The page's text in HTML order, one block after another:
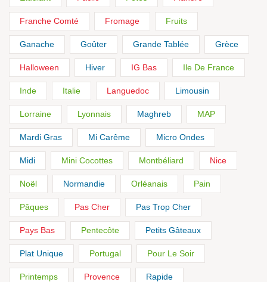
Franche Comté Fromage Fruits
Ganache Goûter Grande Tablée Grèce
Halloween Hiver IG Bas Ile De France
Inde Italie Languedoc Limousin
Lorraine Lyonnais Maghreb MAP
Mardi Gras Mi Carême Micro Ondes
Midi Mini Cocottes Montbéliard Nice
Noël Normandie Orléanais Pain
Pâques Pas Cher Pas Trop Cher
Pays Bas Pentecôte Petits Gâteaux
Plat Unique Portugal Pour Le Soir
Printemps Provence Rapide